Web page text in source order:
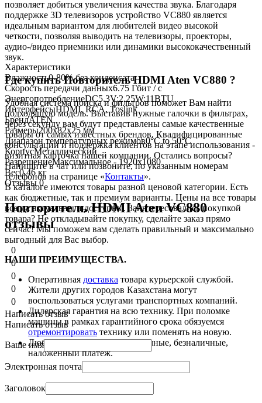
позволяет добиться увеличения качества звука. Благодаря
поддержке 3D телевизоров устройство VC880 является
идеальным вариантом для любителей видео высокой
четкости, позволяя выводить на телевизоры, проекторы,
аудио-/видео приемники или динамики высококачественный
звук.
Где купить Повторитель HDMI Aten VC880 ?
Удобная система поиска и фильтров поможет Вам найти
подходящую модель. Выставив нужные галочки в фильтрах,
через секунду вам будут представлены самые качественные
товарыот самых известных брендов. Квалифицированные
консультации и поддержка клиентов на этапе использования -
визитная карточка нашей компании. Остались вопросы?
Напишите в чат или позвоните, по указанным номерам
телефонов на странице «Контакты».
В каталоге имеются товары разной ценовой категории. Есть
как бюджетные, так и премиум варианты. Цены на все товары
всегда актуальны и доступны. Заинтересовались покупкой
товара? Не откладывайте покупку, сделайте заказ прямо
сейчас! Мы поможем вам сделать правильный и максимально
выгодный для Вас выбор.
НАШИ ПРЕИМУЩЕСТВА.
Оперативная доставка товара курьерской службой.
Жители других городов Казахстана могут
воспользоваться услугами транспортных компаний.
Дилерская гарантия на всю технику. При поломке
машины в рамках гарантийного срока обязуемся
отремонтировать технику или поменять на новую.
Любые способыоплаты: наличные, безналичные,
наложенный платеж.
Характеристики
Влажность0-80% без конденсата
Скорость передачи данных6.75 Гбит / с
ЭнергопотреблениеDC5.3V:2.25W:11BTU
ИнтерфейсыHDMI, RCA, Toslink
БрендATEN
Размеры200х82х25 мм
Диапазон температурных режимов0°C to 50°C
КорпусМеталлический
РазрешениеМаксимальное - 1920х1080
Вес0.46 кг
Отзывы0
Повторитель HDMI Aten VC880
отзывы
0
0
0
0
0
Написать отзыв
Написать отзыв
Ваше имя
Электронная почта
Заголовок